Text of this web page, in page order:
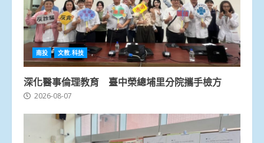
南投 文教.科技
深化醫事倫理教育 臺中榮總埔里分院攜手檢方
2026-08-07